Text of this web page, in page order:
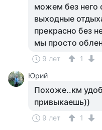
можем без него
выходные
прекрасно без
мы просто
9 лет
1
Юрий
Похоже..км
привыкаешь))
9 лет
1